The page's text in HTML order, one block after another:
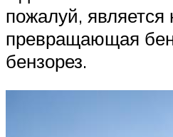
пожалуй, является
превращающая
бензорез.